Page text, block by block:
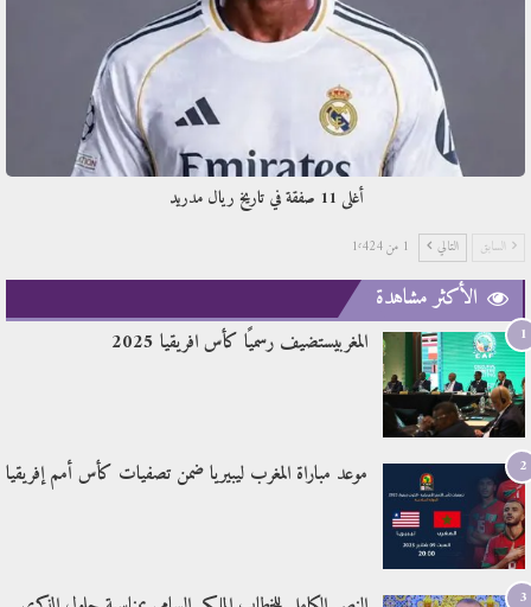
أغلى 11 صفقة في تاريخ ريال مدريد
السابق التالي 1 من 1٬424
الأكثر مشاهدة
1 المغربيستضيف رسميًا كأس افريقيا 2025
2 موعد مباراة المغرب ليبيريا ضمن تصفيات كأس أمم إفريقيا
3